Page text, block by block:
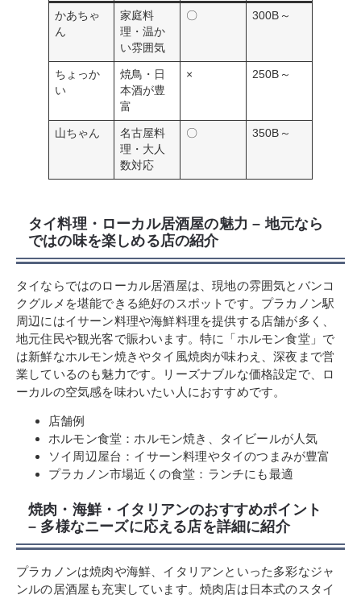
かあちゃ
ん
家庭料
理・温か
い雰囲気
〇 300B～
ちょっか
い
焼鳥・日
本酒が豊
富
× 250B～
山ちゃん
名古屋料
理・大人
数対応
〇 350B～
タイ料理・ローカル居酒屋の魅力 – 地元なら
ではの味を楽しめる店の紹介
タイならではのローカル居酒屋は、現地の雰囲気とバンコ
クグルメを堪能できる絶好のスポットです。プラカノン駅
周辺にはイサーン料理や海鮮料理を提供する店舗が多く、
地元住民や観光客で賑わいます。特に「ホルモン食堂」で
は新鮮なホルモン焼きやタイ風焼肉が味わえ、深夜まで営
業しているのも魅力です。リーズナブルな価格設定で、ロ
ーカルの空気感を味わいたい人におすすめです。
店舗例
ホルモン食堂：ホルモン焼き、タイビールが人気
ソイ周辺屋台：イサーン料理やタイのつまみが豊富
プラカノン市場近くの食堂：ランチにも最適
焼肉・海鮮・イタリアンのおすすめポイント
– 多様なニーズに応える店を詳細に紹介
プラカノンは焼肉や海鮮、イタリアンといった多彩なジャ
ンルの居酒屋も充実しています。焼肉店は日本式のスタイ